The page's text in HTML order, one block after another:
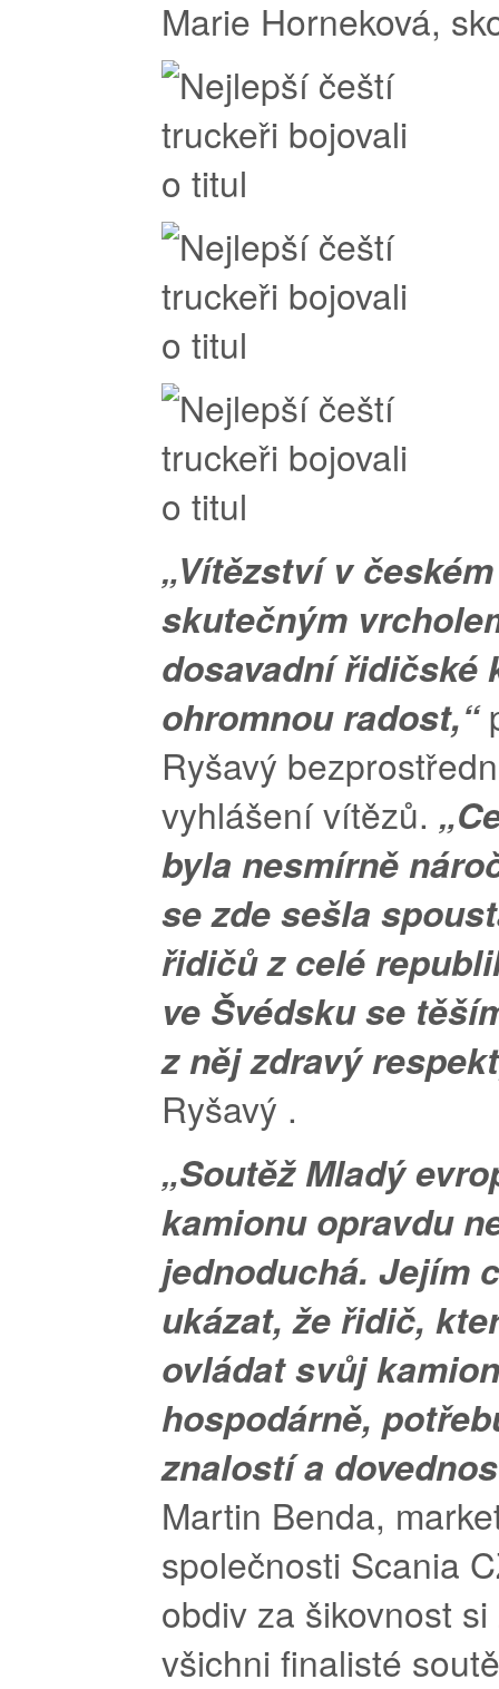
Marie Horneková,
„Vítězství v
skutečným
dosavadní řidičské
ohromnou radost,“
Ryšavý
vyhlášení vítězů.
byla nesmírně
se zde sešla
řidičů z celé
ve Švédsku se
z něj zdravý
Ryšavý .
„Soutěž Mladý
kamionu opravdu
jednoduchá. Jejím
ukázat, že řidič,
ovládat svůj
hospodárně,
znalostí a
Martin Benda,
společnosti Scania
obdiv za šikovnost
všichni finalisté